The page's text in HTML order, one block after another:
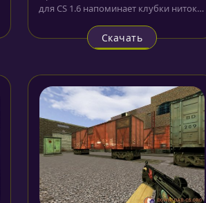
для CS 1.6 напоминает клубки ниток
Скачать